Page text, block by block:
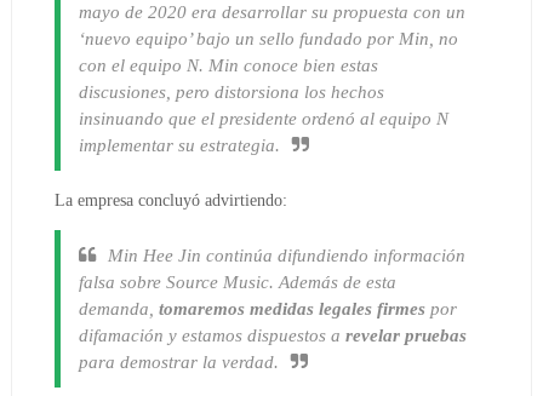
mayo de 2020 era desarrollar su propuesta con un
‘nuevo equipo’ bajo un sello fundado por Min, no
con el equipo N. Min conoce bien estas
discusiones, pero distorsiona los hechos
insinuando que el presidente ordenó al equipo N
implementar su estrategia.
La empresa concluyó advirtiendo:
Min Hee Jin continúa difundiendo información
falsa sobre Source Music. Además de esta
demanda, tomaremos medidas legales firmespor
difamación y estamos dispuestos a revelar pruebas
para demostrar la verdad.